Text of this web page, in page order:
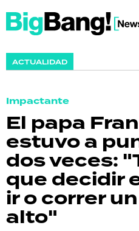
ACTUALIDAD
Impactante
El papa
estuvo a
dos veces:
que decidir
ir o correr
alto"
SHOW
POLICIALES
ECONOMÍA
GRAN